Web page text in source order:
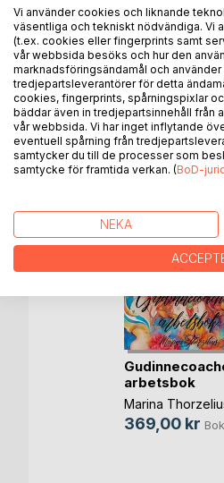
Så lär känna dig
Boken är en hyllning
ANDRA
arbetsbok
Marina
369,00 kr Bok
Vi använder cookies och liknande
väsentliga och tekniskt nödvändiga. Vi
(t.ex. cookies eller fingerprints samt
vår webbsida besöks och hur den
marknadsföringsändamål och
tredjepartsleverantörer för detta
cookies, fingerprints, spårningspixlar
bäddar även in tredjepartsinnehåll från
vår webbsida. Vi har inget inflytande
eventuell spårning från
samtycker du till de processer som
samtycke för framtida verkan. (BoD-
NEKA